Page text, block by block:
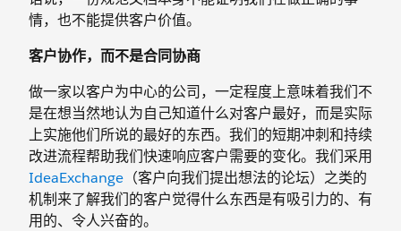
情，也不能提供客户价值。
客户协作，而不是合同协商
做一家以客户为中心的公司，一定程度上意味着我们不
是在想当然地认为自己知道什么对客户最好，而是实际
上实施他们所说的最好的东西。我们的短期冲刺和持续
改进流程帮助我们快速响应客户需要的变化。我们采用
IdeaExchange （客户向我们提出想法的论坛）之类的
机制来了解我们的客户觉得什么东西是有吸引力的、有
用的、令人兴奋的。